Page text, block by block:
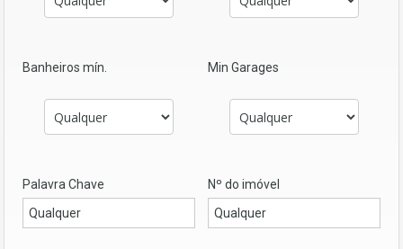
Banheiros mín. Min Garages
Palavra Chave Nº do imóvel